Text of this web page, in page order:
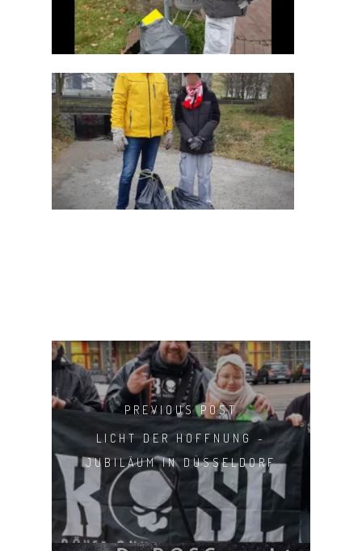
PREVIOUS POST
LICHT DER HOFFNUNG -
JUBILÄUM IN DÜSSELDORF
SHOP